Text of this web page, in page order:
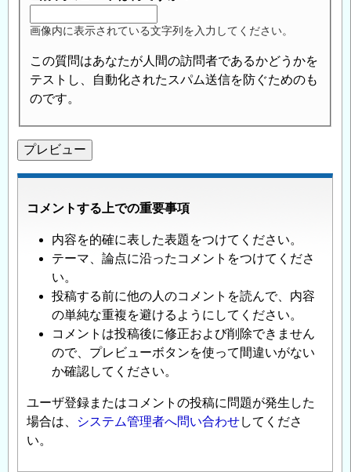
画像内に表示されている文字列を入力してください。
この質問はあなたが人間の訪問者であるかどうかを
テストし、自動化されたスパム送信を防ぐためのも
のです。
コメントする上での重要事項
内容を的確に表した表題をつけてください。
テーマ、論点に沿ったコメントをつけてくださ
い。
投稿する前に他の人のコメントを読んで、内容
の単純な重複を避けるようにしてください。
コメントは投稿後に修正および削除できません
ので、プレビューボタンを使って間違いがない
か確認してください。
ユーザ登録またはコメントの投稿に問題が発生した
場合は、
システム管理者へ問い合わせしてくださ
い。